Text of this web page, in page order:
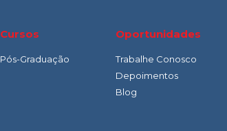
Cursos
Pós-Graduação
Oportunidades
Trabalhe Conosco
Depoimentos
Blog